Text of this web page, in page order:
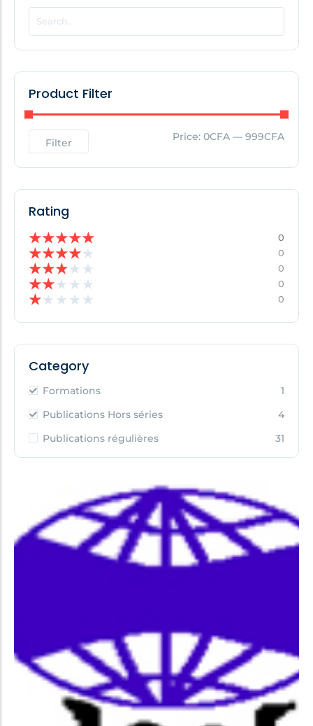
POPULAR THIS WEEK
No Posts Found!
No Posts Found!
Product Filter
Filter Price: 0CFA — 999CFA
Rating
★★★★★ 0
★★★★★ 0
★★★★ ★ 0
★★★ ★ ★ 0
★★ ★ ★ ★ 0
Category
Formations
1
Publications Hors séries
4
Publications régulières
31